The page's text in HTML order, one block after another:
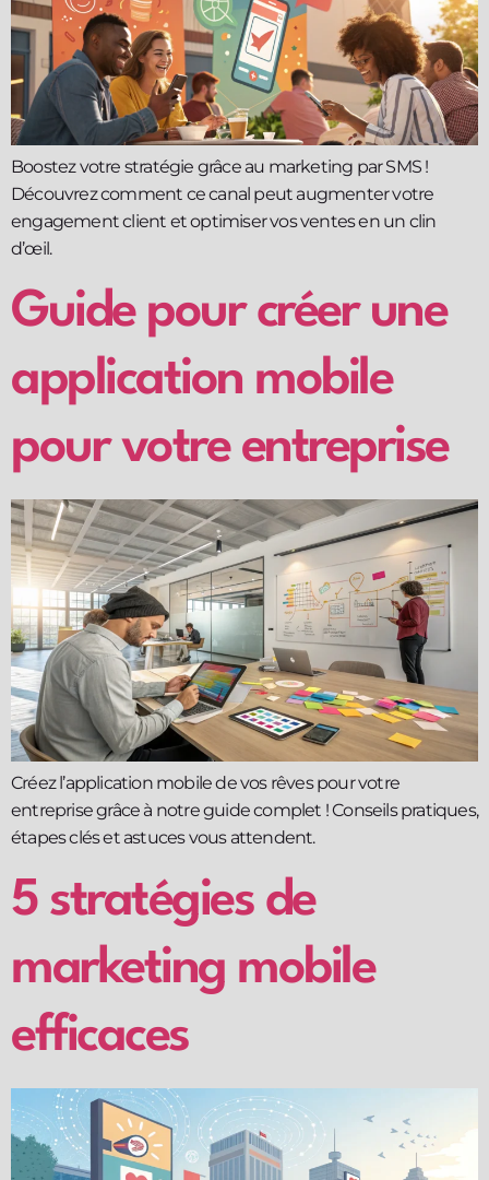
Boostez votre stratégie grâce au marketing par SMS !
Découvrez comment ce canal peut augmenter votre
engagement client et optimiser vos ventes en un clin
d’œil.
Guide pour créer une
application mobile
pour votre entreprise
Créez l’application mobile de vos rêves pour votre
entreprise grâce à notre guide complet ! Conseils pratiques,
étapes clés et astuces vous attendent.
5 stratégies de
marketing mobile
efficaces